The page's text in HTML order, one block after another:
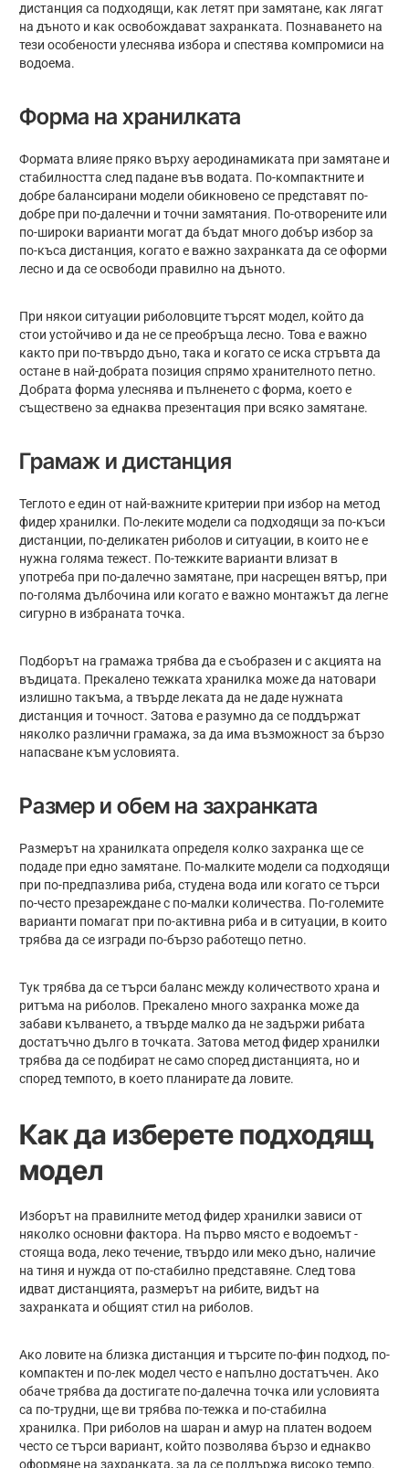
дистанция са подходящи, как летят при замятане, как лягат
на дъното и как освобождават захранката. Познаването на
тези особености улеснява избора и спестява компромиси на
водоема.
Форма на хранилката
Формата влияе пряко върху аеродинамиката при замятане и
стабилността след падане във водата. По-компактните и
добре балансирани модели обикновено се представят по-
добре при по-далечни и точни замятания. По-отворените или
по-широки варианти могат да бъдат много добър избор за
по-къса дистанция, когато е важно захранката да се оформи
лесно и да се освободи правилно на дъното.
При някои ситуации риболовците търсят модел, който да
стои устойчиво и да не се преобръща лесно. Това е важно
както при по-твърдо дъно, така и когато се иска стръвта да
остане в най-добрата позиция спрямо хранителното петно.
Добрата форма улеснява и пълненето с форма, което е
съществено за еднаква презентация при всяко замятане.
Грамаж и дистанция
Теглото е един от най-важните критерии при избор на метод
фидер хранилки. По-леките модели са подходящи за по-къси
дистанции, по-деликатен риболов и ситуации, в които не е
нужна голяма тежест. По-тежките варианти влизат в
употреба при по-далечно замятане, при насрещен вятър, при
по-голяма дълбочина или когато е важно монтажът да легне
сигурно в избраната точка.
Подборът на грамажа трябва да е съобразен и с акцията на
въдицата. Прекалено тежката хранилка може да натовари
излишно такъма, а твърде леката да не даде нужната
дистанция и точност. Затова е разумно да се поддържат
няколко различни грамажа, за да има възможност за бързо
напасване към условията.
Размер и обем на захранката
Размерът на хранилката определя колко захранка ще се
подаде при едно замятане. По-малките модели са подходящи
при по-предпазлива риба, студена вода или когато се търси
по-често презареждане с по-малки количества. По-големите
варианти помагат при по-активна риба и в ситуации, в които
трябва да се изгради по-бързо работещо петно.
Тук трябва да се търси баланс между количеството храна и
ритъма на риболов. Прекалено много захранка може да
забави кълването, а твърде малко да не задържи рибата
достатъчно дълго в точката. Затова метод фидер хранилки
трябва да се подбират не само според дистанцията, но и
според темпото, в което планирате да ловите.
Как да изберете подходящ
модел
Изборът на правилните метод фидер хранилки зависи от
няколко основни фактора. На първо място е водоемът -
стояща вода, леко течение, твърдо или меко дъно, наличие
на тиня и нужда от по-стабилно представяне. След това
идват дистанцията, размерът на рибите, видът на
захранката и общият стил на риболов.
Ако ловите на близка дистанция и търсите по-фин подход, по-
компактен и по-лек модел често е напълно достатъчен. Ако
обаче трябва да достигате по-далечна точка или условията
са по-трудни, ще ви трябва по-тежка и по-стабилна
хранилка. При риболов на шаран и амур на платен водоем
често се търси вариант, който позволява бързо и еднакво
оформяне на захранката, за да се поддържа високо темпо.